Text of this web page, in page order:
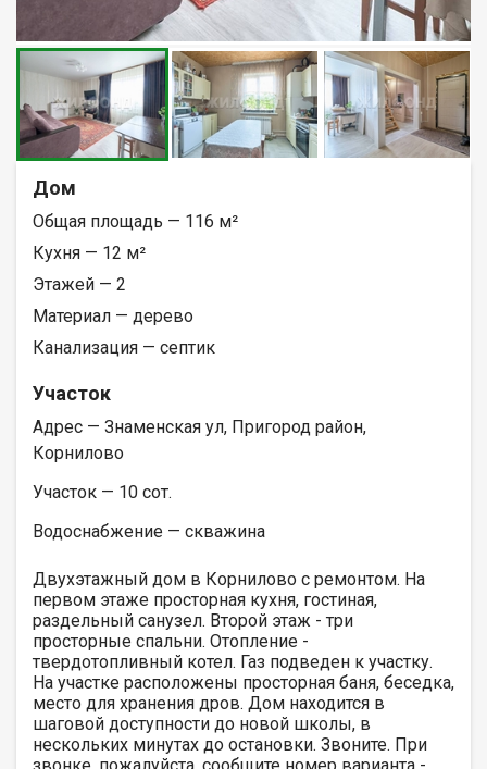
Дом
Общая площадь — 116 м²
Кухня — 12 м²
Этажей — 2
Материал — дерево
Канализация — септик
Участок
Адрес — Знаменская ул, Пригород район,
Корнилово
Участок — 10 сот.
Водоснабжение — скважина
Двухэтажный дом в Корнилово с ремонтом. На
первом этаже просторная кухня, гостиная,
раздельный санузел. Второй этаж - три
просторные спальни. Отопление -
твердотопливный котел. Газ подведен к участку.
На участке расположены просторная баня, беседка,
место для хранения дров. Дом находится в
шаговой доступности до новой школы, в
нескольких минутах до остановки. Звоните. При